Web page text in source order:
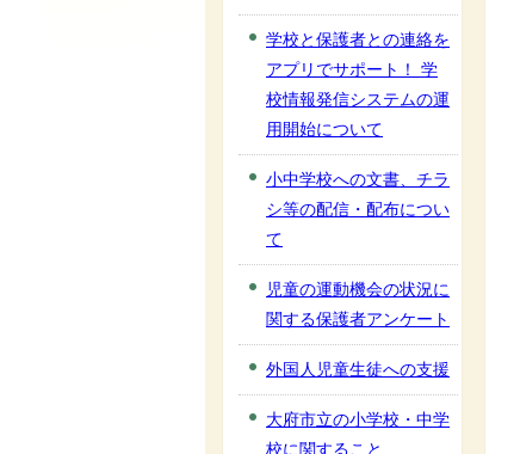
学校と保護者との連絡を
アプリでサポート！ 学
校情報発信システムの運
用開始について
小中学校への文書、チラ
シ等の配信・配布につい
て
児童の運動機会の状況に
関する保護者アンケート
外国人児童生徒への支援
大府市立の小学校・中学
校に関すること